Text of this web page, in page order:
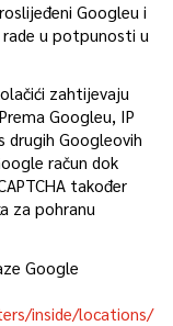
Googleu i
rade u potpunosti u
zahtijevaju
Googleu, IP
drugih Googleovih
račun dok
također
za pohranu
Google
inside/locations/